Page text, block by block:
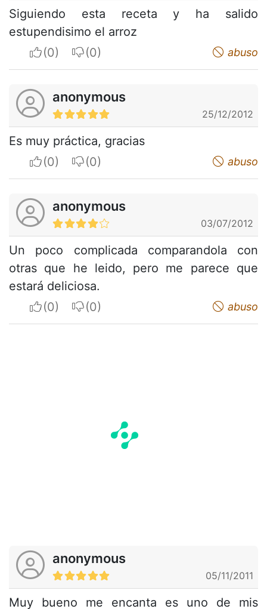
Siguiendo esta receta y ha salido
estupendisimo el arroz
I apreciateI do not appreciate abuso
anonymous
25/12/2012
Es muy práctica, gracias
I apreciateI do not appreciate abuso
anonymous
03/07/2012
Un poco complicada comparandola con
otras que he leido, pero me parece que
estará deliciosa.
I apreciateI do not appreciate abuso
anonymous
05/11/2011
Muy bueno me encanta es uno de mis